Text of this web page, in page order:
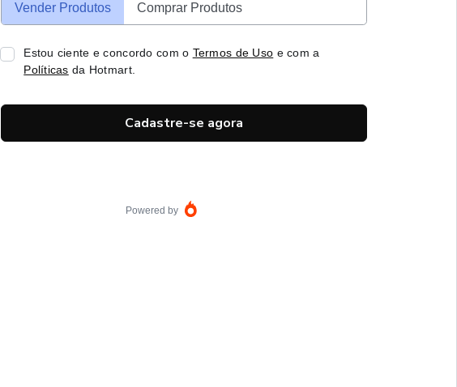
Vender Produtos Comprar Produtos
Estou ciente e concordo com o Termos de Uso e com a
Políticas da Hotmart.
Cadastre-se agora
Powered by